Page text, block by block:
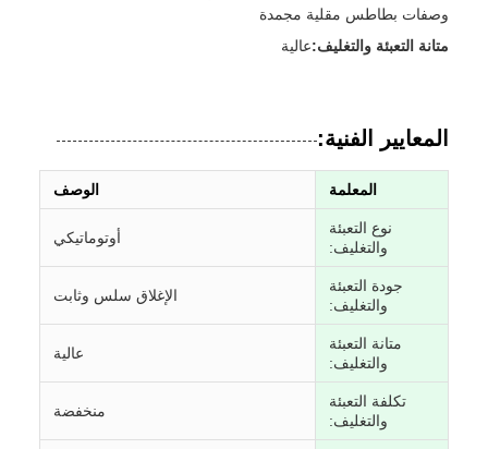
وصفات بطاطس مقلية مجمدة
متانة التعبئة والتغليف:عالية
المعايير الفنية:
المعلمة الوصف
نوع التعبئة
والتغليف:
أوتوماتيكي
جودة التعبئة
والتغليف:
الإغلاق سلس وثابت
متانة التعبئة
والتغليف:
عالية
تكلفة التعبئة
والتغليف:
منخفضة